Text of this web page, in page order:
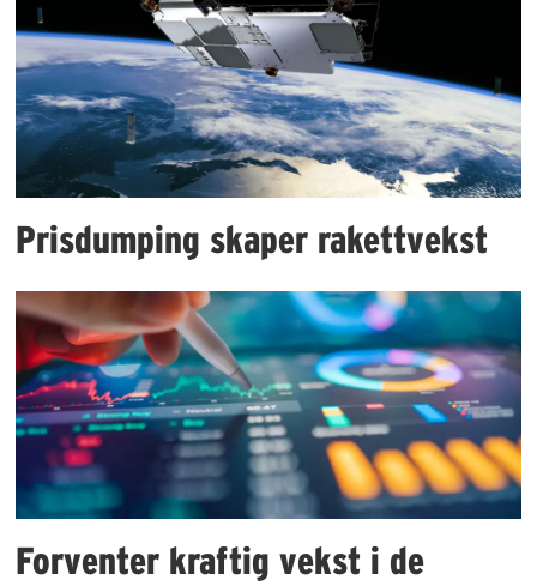
Prisdumping skaper rakettvekst
Forventer kraftig vekst i de